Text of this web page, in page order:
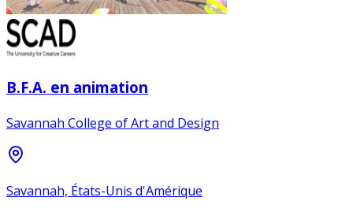
B.F.A. en animation
Savannah College of Art and Design
Savannah, États-Unis d'Amérique